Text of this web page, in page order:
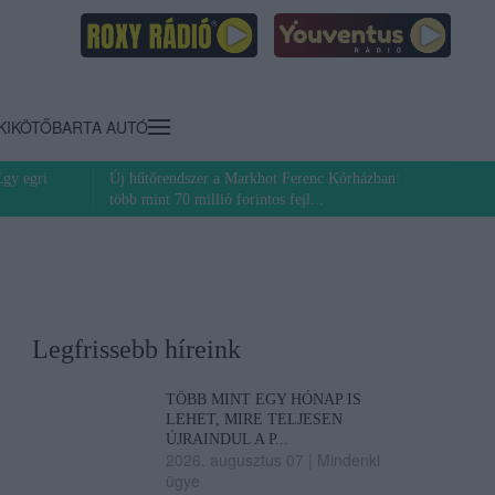
BARTA AUTÓ
egri
Új hűtőrendszer a Markhot Ferenc Kórházban:
több mint 70 millió forintos fejl...
Legfrissebb híreink
TÖBB MINT EGY HÓNAP IS
LEHET, MIRE TELJESEN
ÚJRAINDUL A P...
2026. augusztus 07
Mindenki
ügye